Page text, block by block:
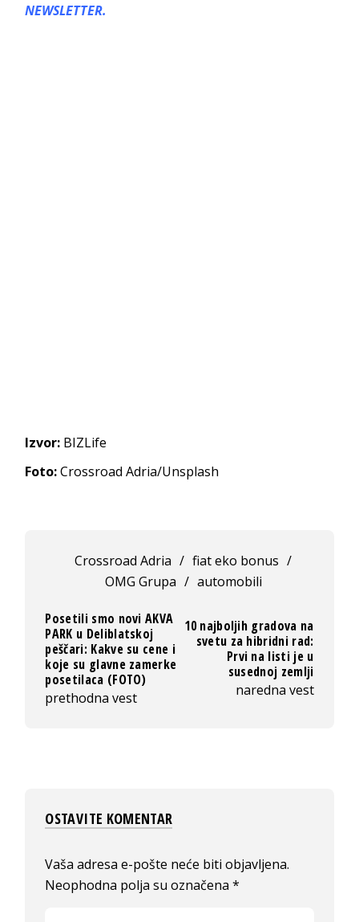
NEWSLETTER.
Izvor: BIZLife
Foto:Crossroad Adria/Unsplash
Crossroad Adria / fiat eko bonus /
OMG Grupa / automobili
Posetili smo novi AKVA
PARK u Deliblatskoj
peščari: Kakve su cene i
koje su glavne zamerke
posetilaca (FOTO)
prethodna vest
10 najboljih gradova na
svetu za hibridni rad:
Prvi na listi je u
susednoj zemlji
naredna vest
OSTAVITE KOMENTAR
Vaša adresa e-pošte neće biti objavljena.
Neophodna polja su označena*